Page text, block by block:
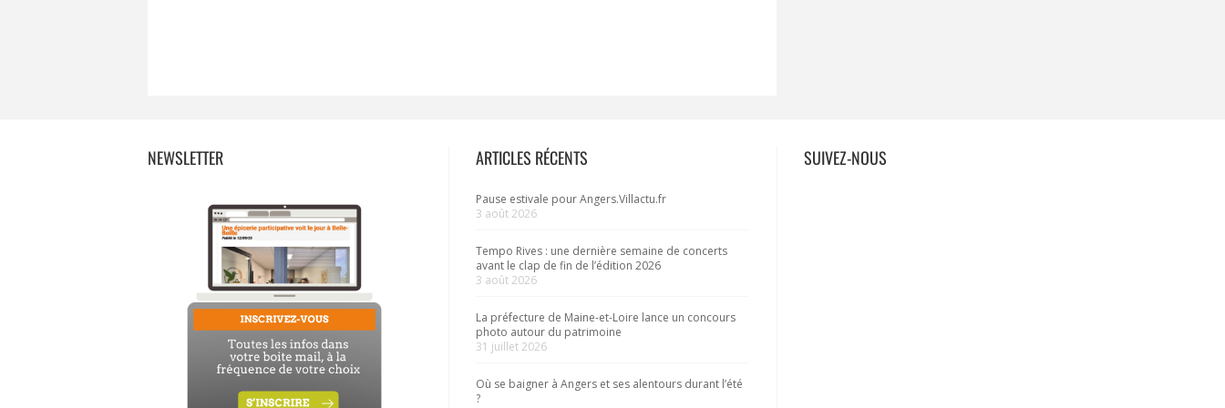
NEWSLETTER ARTICLES RÉCENTS
Pause estivale pour Angers.Villactu.fr
3 août 2026
Tempo Rives : une dernière semaine de concerts
avant le clap de fin de l’édition 2026
3 août 2026
La préfecture de Maine-et-Loire lance un concours
photo autour du patrimoine
31 juillet 2026
Où se baigner à Angers et ses alentours durant l’été
?
SUIVEZ-NOUS